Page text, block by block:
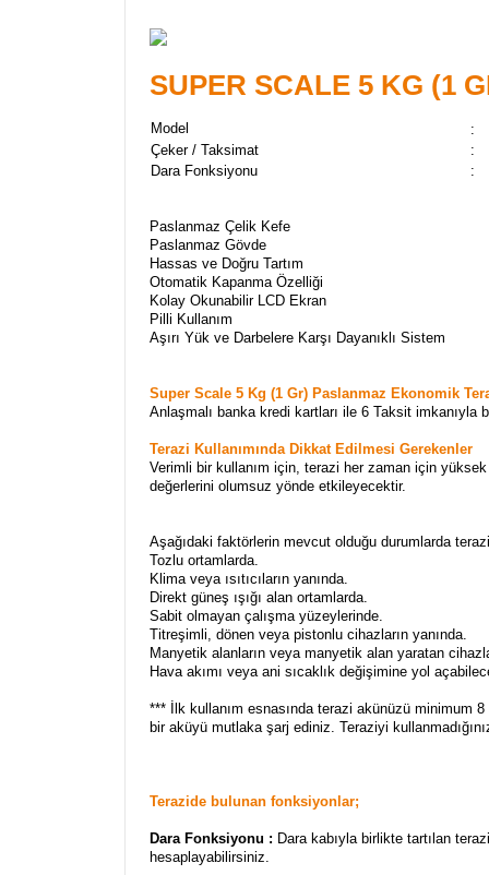
SUPER SCALE 5 KG (1
Model :
Çeker / Taksimat
:
Dara Fonksiyonu
:
Paslanmaz Çelik Kefe
Paslanmaz Gövde
Hassas ve Doğru Tartım
Otomatik Kapanma Özelliği
Kolay Okunabilir LCD Ekran
Pilli Kullanım
Aşırı Yük ve Darbelere Karşı Dayanıklı Sistem
Super Scale 5 Kg (1 Gr) Paslanmaz Ekonomik
Anlaşmalı banka kredi kartları ile 6 Taksit
Terazi Kullanımında Dikkat Edilmesi Gerekenler
Verimli bir kullanım için, terazi her zaman için yüksek
değerlerini olumsuz yönde etkileyecektir.
Aşağıdaki faktörlerin mevcut olduğu durumlarda
Tozlu ortamlarda.
Klima veya ısıtıcıların yanında.
Direkt güneş ışığı alan ortamlarda.
Sabit olmayan çalışma yüzeylerinde.
Titreşimli, dönen veya pistonlu cihazların yanında.
Manyetik alanların veya manyetik alan yaratan
Hava akımı veya ani sıcaklık değişimine yol
*** İlk kullanım esnasında terazi akünüzü minimum
bir aküyü mutlaka şarj ediniz. Teraziyi
Terazide bulunan fonksiyonlar;
Dara Fonksiyonu : Dara kabıyla birlikte tartılan
hesaplayabilirsiniz.